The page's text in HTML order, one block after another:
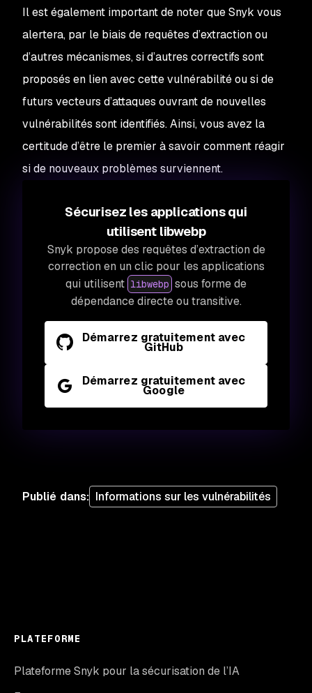
Il est également important de noter que Snyk vous
alertera, par le biais de requêtes d’extraction ou
d’autres mécanismes, si d’autres correctifs sont
proposés en lien avec cette vulnérabilité ou si de
futurs vecteurs d’attaques ouvrant de nouvelles
vulnérabilités sont identifiés. Ainsi, vous avez la
certitude d’être le premier à savoir comment réagir
si de nouveaux problèmes surviennent.
Sécurisez les applications qui
utilisent libwebp
Snyk propose des requêtes d’extraction de
correction en un clic pour les applications
qui utilisent libwebp sous forme de
dépendance directe ou transitive.
Démarrez gratuitement avec
GitHub
Démarrez gratuitement avec
Google
Publié dans: Informations sur les vulnérabilités
PLATEFORME
Plateforme Snyk pour la sécurisation de l’IA